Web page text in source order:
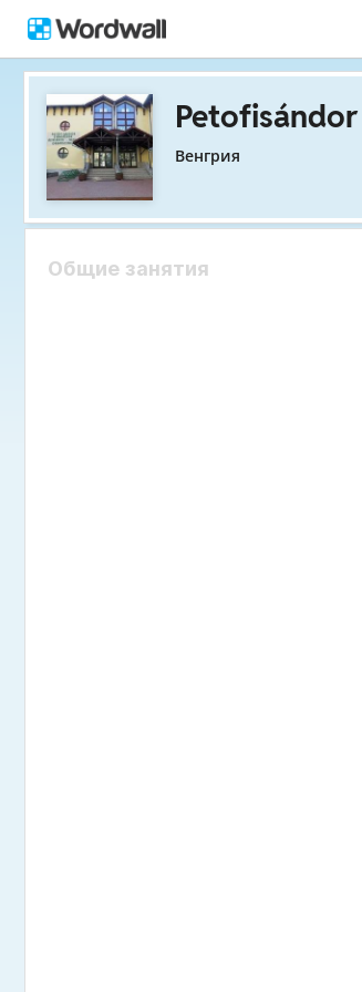
Petofisándor
Венгрия
Общие занятия